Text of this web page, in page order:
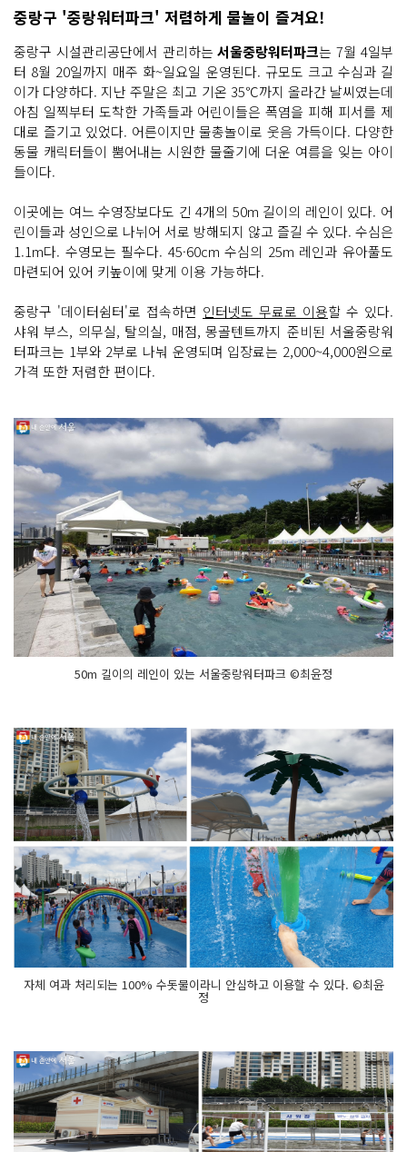
중랑구 '중랑워터파크' 저렴하게 물놀이 즐겨요!
중랑구 시설관리공단에서 관리하는서울중랑워터파크는 7월 4일부
터 8월 20일까지 매주 화~일요일 운영된다. 규모도 크고 수심과 길
이가 다양하다. 지난 주말은 최고 기온 35℃까지 올라간 날씨였는데
아침 일찍부터 도착한 가족들과 어린이들은 폭염을 피해 피서를 제
대로 즐기고 있었다. 어른이지만 물총놀이로 웃음 가득이다. 다양한
동물 캐릭터들이 뿜어내는 시원한 물줄기에 더운 여름을 잊는 아이
들이다.
이곳에는 여느 수영장보다도 긴 4개의 50m 길이의 레인이 있다. 어
린이들과 성인으로 나뉘어 서로 방해되지 않고 즐길 수 있다. 수심은
1.1m다. 수영모는 필수다. 45·60cm 수심의 25m 레인과 유아풀도
마련되어 있어 키높이에 맞게 이용 가능하다.
중랑구 '데이터쉼터'로 접속하면 인터넷도 무료로 이용할 수 있다.
샤워 부스, 의무실, 탈의실, 매점, 몽골텐트까지 준비된 서울중랑워
터파크는 1부와 2부로 나눠 운영되며 입장료는 2,000~4,000원으로
가격 또한 저렴한 편이다.
50m 길이의 레인이 있는 서울중랑워터파크 ©최윤정
자체 여과 처리되는 100% 수돗물이라니 안심하고 이용할 수 있다. ©최윤
정